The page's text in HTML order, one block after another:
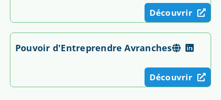
Découvrir
Pouvoir d'Entreprendre Avranches
Découvrir